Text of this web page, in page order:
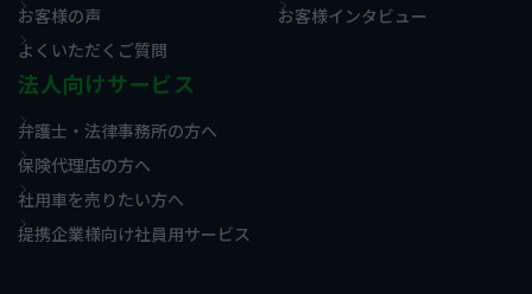
お客様の声
お客様インタビュー
よくいただくご質問
法人向けサービス
弁護士・法律事務所の方へ
保険代理店の方へ
社用車を売りたい方へ
提携企業様向け社員用サービス